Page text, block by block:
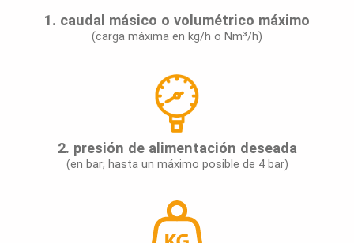
1. caudal másico o volumétrico máximo
(carga máxima en kg/h o Nm³/h)
2. presión de alimentación deseada
(en bar; hasta un máximo posible de 4 bar)